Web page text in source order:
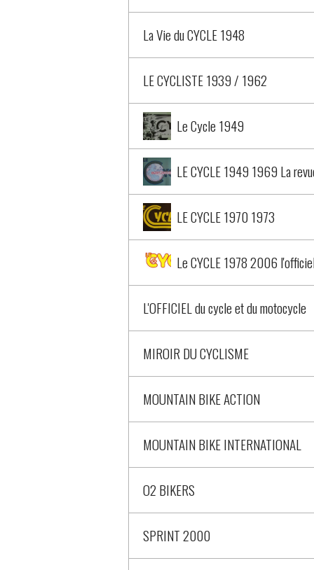
La Vie du CYCLE 1948
LE CYCLISTE 1939 / 1962
Le Cycle 1949
LE CYCLE 1949 1969 La
LE CYCLE 1970 1973
Le CYCLE 1978 2006
L'OFFICIEL du cycle et du motocycle
MIROIR DU CYCLISME
MOUNTAIN BIKE ACTION
MOUNTAIN BIKE INTERNATIONAL
O2 BIKERS
SPRINT 2000